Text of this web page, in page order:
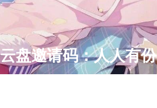
盘邀请码：人人有份